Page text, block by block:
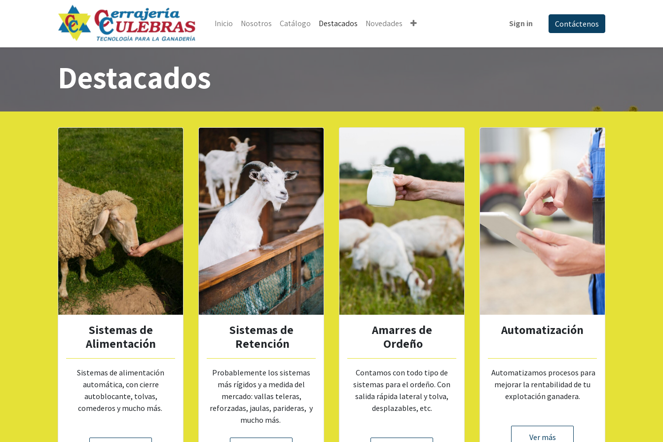
Inicio Nosotros Catálogo Destacados Novedades Sign in Contáctenos
Destacados
Sistemas de
Alimentación
Sistemas de alimentación
automática, con cierre
autoblocante, tolvas,
comederos y mucho más.
Sistemas de
Retención
Probablemente los sistemas
más rígidos y a medida del
mercado: vallas teleras,
reforzadas, jaulas, parideras, y
mucho más.
Amarres de
Ordeño
Contamos con todo tipo de
sistemas para el ordeño. Con
salida rápida lateral y tolva,
desplazables, etc.
Automatización
Automatizamos procesos para
mejorar la rentabilidad de tu
explotación ganadera.
Ver más